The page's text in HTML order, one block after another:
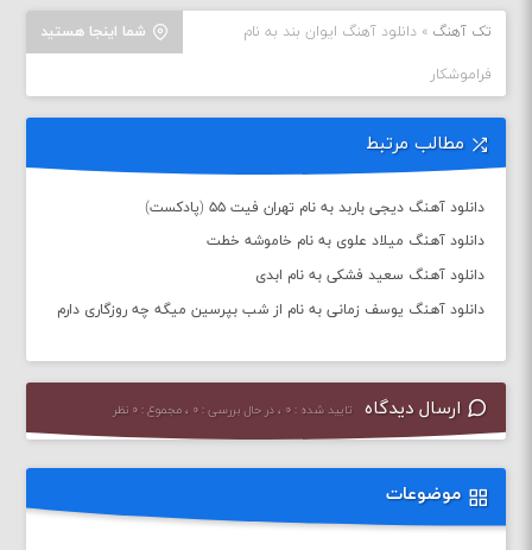
شما اینجا هستید تک آهنگ »دانلود آهنگ ایوان بند به نام
فراموشکار
مطالب مرتبط
دانلود آهنگ دیجی باربد به نام تهران فیت ۵۵ (پادکست)
دانلود آهنگ میلاد علوی به نام خاموشه خطت
دانلود آهنگ سعید فشکی به نام ابدی
دانلود آهنگ یوسف زمانی به نام از شب بپرسین میگه چه روزگاری دارم
ارسال دیدگاه تایید شده : ۰ ، در حال بررسی : ۰ ، مجموع : ۰ نظر
موضوعات